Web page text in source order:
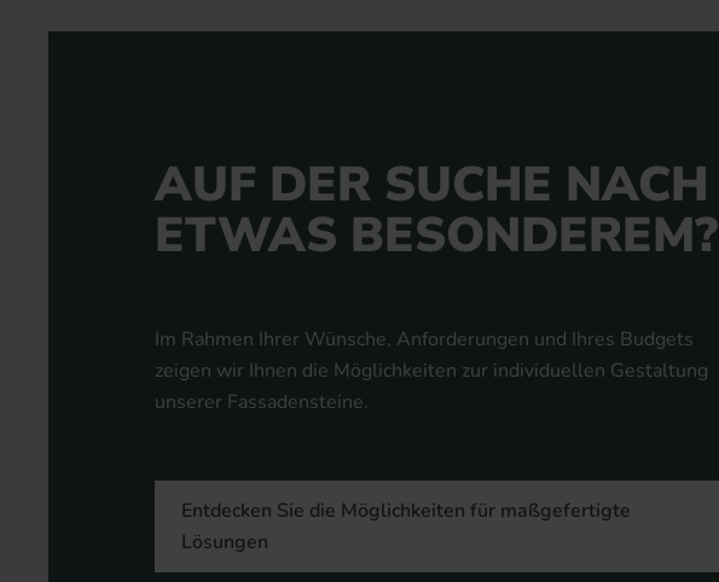
AUF DER SUCHE NACH
ETWAS BESONDEREM?
Im Rahmen Ihrer Wünsche, Anforderungen und Ihres Budgets
zeigen wir Ihnen die Möglichkeiten zur individuellen Gestaltung
unserer Fassadensteine.
Entdecken Sie die Möglichkeiten für maßgefertigte
Lösungen